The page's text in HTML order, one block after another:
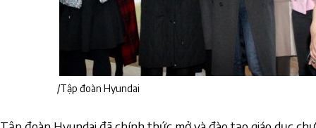
/Tập đoàn Hyundai